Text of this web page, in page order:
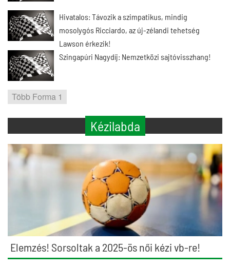
Hivatalos: Távozik a szimpatikus, mindig
mosolygós Ricciardo, az új-zélandi tehetség
Lawson érkezik!
Szingapúri Nagydíj: Nemzetközi sajtóvisszhang!
Több Forma 1
Kézilabda
Elemzés! Sorsoltak a 2025-ös női kézi vb-re!